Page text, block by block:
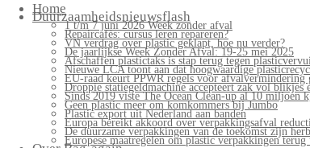
Home
Duurzaamheidsnieuwsflash
1 t/m 7 juni 2026 Week zonder afval
Repaircafés: cursus leren repareren?
VN verdrag over plastic geklapt, hoe nu verder?
De jaarlijkse Week Zonder Afval: 19-25 mei 2025
Afschaffen plastictaks is stap terug tegen
Nieuwe LCA toont aan dat hoogwaardige
EU-raad keurt PPWR regels voor afvalvermindering
Droppie statiegeldmachine accepteert zak vol blikjes
Sinds 2019 viste The Ocean Clean-up al 10 miljoen
Geen plastic meer om komkommers bij Jumbo
Plastic export uit Nederland aan banden
Europa bereikt akkoord over verpakkingsafval
De duurzame verpakkingen van de toekomst zijn
Europese maatregelen om plastic verpakkingen terug